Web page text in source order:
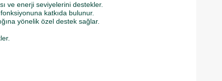
ve enerji seviyelerini destekler.
katkıda bulunur.
yönelik özel destek sağlar.